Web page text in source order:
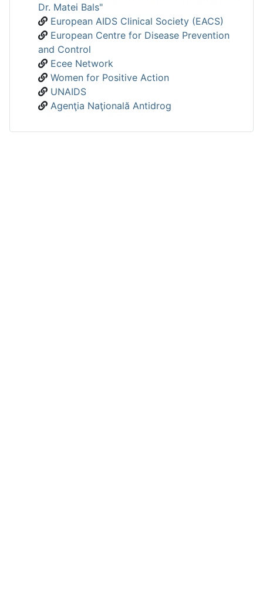
Dr. Matei Bals"
European AIDS Clinical Society (EACS)
European Centre for Disease Prevention
and Control
Ecee Network
Women for Positive Action
UNAIDS
Agenţia Naţională Antidrog